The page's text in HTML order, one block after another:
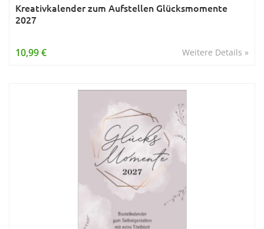
Kreativkalender zum Aufstellen Glücksmomente
2027
Weitere Details »
10,99 €